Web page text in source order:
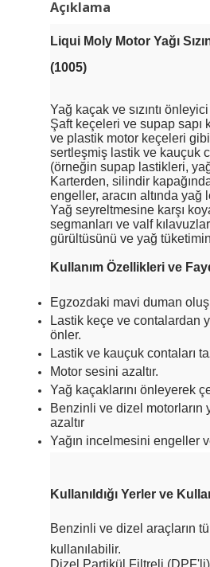
Açıklama
Liqui Moly Motor Yağı
(1005)
Yağ kaçak ve sızıntı önleyici
Şaft keçeleri ve supap sapı
ve plastik motor keçeleri
sertleşmiş lastik ve kauçuk
(örneğin supap lastikleri,
Karterden, silindir
engeller, aracın altında yağ
Yağ seyreltmesine karşı
segmanları ve valf
gürültüsünü ve yağ
Kullanım Özellikleri ve
Egzozdaki mavi duman
Lastik keçe ve contalardan
önler.
Lastik ve kauçuk contaları
Motor sesini azaltır.
Yağ kaçaklarını önleyerek
Benzinli ve dizel motorların
azaltır
Yağın incelmesini engeller
Kullanıldığı Yerler ve
Benzinli ve dizel araçların
kullanılabilir.